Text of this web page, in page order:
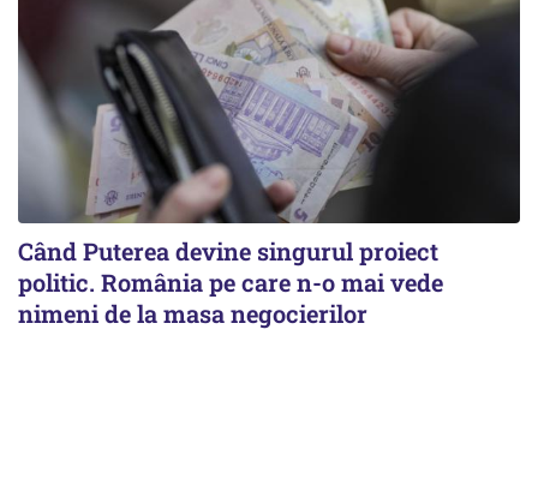
Când Puterea devine singurul proiect
politic. România pe care n-o mai vede
nimeni de la masa negocierilor